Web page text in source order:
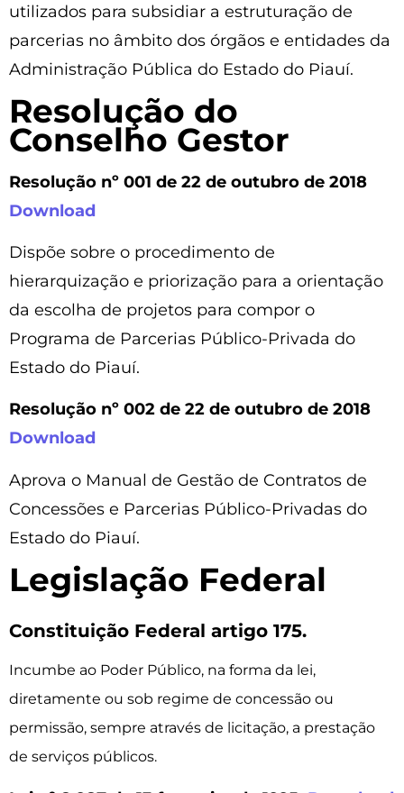
utilizados para subsidiar a estruturação de
parcerias no âmbito dos órgãos e entidades da
Administração Pública do Estado do Piauí.
Resolução do
Conselho Gestor
Resolução nº 001 de 22 de outubro de 2018
Download
Dispõe sobre o procedimento de
hierarquização e priorização para a orientação
da escolha de projetos para compor o
Programa de Parcerias Público-Privada do
Estado do Piauí.
Resolução nº 002 de 22 de outubro de 2018
Download
Aprova o Manual de Gestão de Contratos de
Concessões e Parcerias Público-Privadas do
Estado do Piauí.
Legislação Federal
Constituição Federal artigo 175.
Incumbe ao Poder Público, na forma da lei,
diretamente ou sob regime de concessão ou
permissão, sempre através de licitação, a prestação
de serviços públicos.